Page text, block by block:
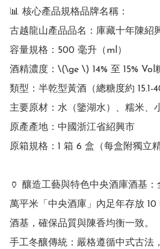
📊 核心產品規格品牌名稱：
古越龍山產品品名：庫藏十年陳紹
容量規格：500 毫升（ml）
酒精濃度：\(\ge \) 14% 至 15% Vol
類型：半乾型黃酒（總糖度約 15.1-
主要原材：水（鑒湖水）、糯米、
原產產地：中國浙江省紹興市
原箱規格：1 箱 6 盒（每盒附獨立
🏺 釀造工藝與特色中央酒庫酒基
萬平米「中央酒庫」內足年存放
酒基，確保品質與陳香均衡一致。
手工冬釀傳統：嚴格遵循中式古法